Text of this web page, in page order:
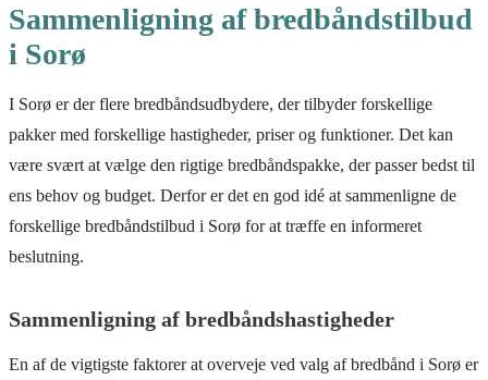
Sammenligning af bredbåndstilbud
i Sorø
I Sorø er der flere bredbåndsudbydere, der tilbyder forskellige
pakker med forskellige hastigheder, priser og funktioner. Det kan
være svært at vælge den rigtige bredbåndspakke, der passer bedst til
ens behov og budget. Derfor er det en god idé at sammenligne de
forskellige bredbåndstilbud i Sorø for at træffe en informeret
beslutning.
Sammenligning af bredbåndshastigheder
En af de vigtigste faktorer at overveje ved valg af bredbånd i Sorø er